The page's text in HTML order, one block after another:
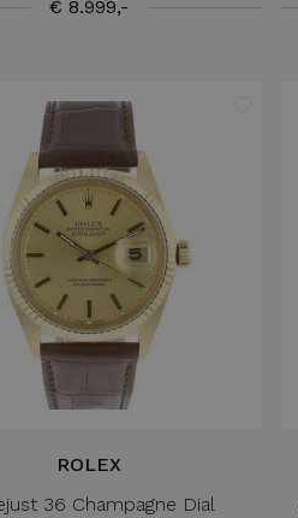
€ 8.999,-
ROLEX
36 Champagne Dial